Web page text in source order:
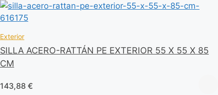
Exterior
SILLA ACERO-RATTÁN PE EXTERIOR 55 X 55 X 85
CM
143,88 €